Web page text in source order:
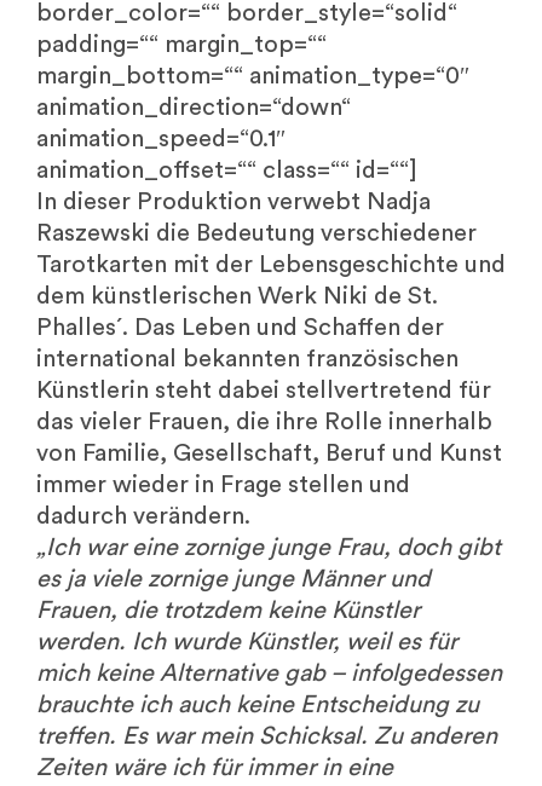
border_color=““ border_style=“solid“
padding=““ margin_top=““
margin_bottom=““ animation_type=“0″
animation_direction=“down“
animation_speed=“0.1″
animation_offset=““ class=““ id=““]
In dieser Produktion verwebt Nadja
Raszewski die Bedeutung verschiedener
Tarotkarten mit der Lebensgeschichte und
dem künstlerischen Werk Niki de St.
Phalles´. Das Leben und Schaffen der
international bekannten französischen
Künstlerin steht dabei stellvertretend für
das vieler Frauen, die ihre Rolle innerhalb
von Familie, Gesellschaft, Beruf und Kunst
immer wieder in Frage stellen und
dadurch verändern.
„Ich war eine zornige junge Frau, doch gibt
es ja viele zornige junge Männer und
Frauen, die trotzdem keine Künstler
werden. Ich wurde Künstler, weil es für
mich keine Alternative gab – infolgedessen
brauchte ich auch keine Entscheidung zu
treffen. Es war mein Schicksal. Zu anderen
Zeiten wäre ich für immer in eine